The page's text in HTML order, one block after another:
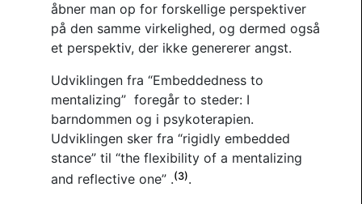
åbner man op for forskellige perspektiver
på den samme virkelighed, og dermed også
et perspektiv, der ikke genererer angst.
Udviklingen fra “Embeddedness to
mentalizing” foregår to steder: I
barndommen og i psykoterapien.
Udviklingen sker fra “rigidly embedded
stance” til “the flexibility of a mentalizing
and reflective one” .(3).